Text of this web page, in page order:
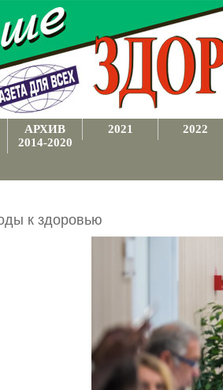
АРХИВ
2014-2020
2021 2022
к здоровью